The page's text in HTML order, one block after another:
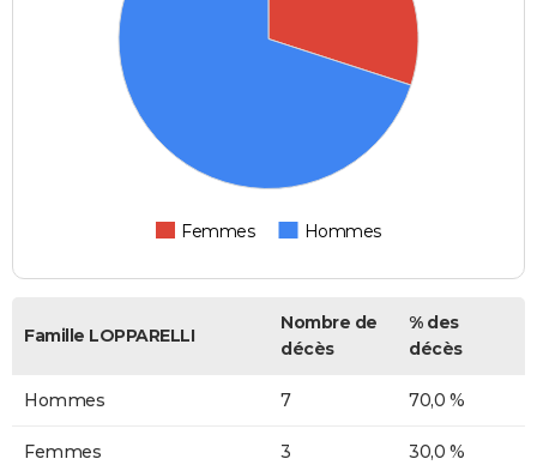
Femmes Hommes
Famille LOPPARELLI
Nombre de
décès
% des
décès
Hommes 7 70,0 %
Femmes 3 30,0 %